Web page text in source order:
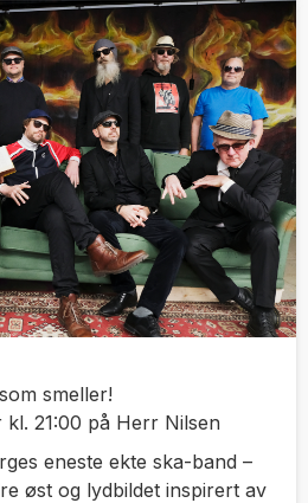
smeller!
kl. 21:00 på Herr Nilsen
eneste ekte ska-band –
øst og lydbildet inspirert av